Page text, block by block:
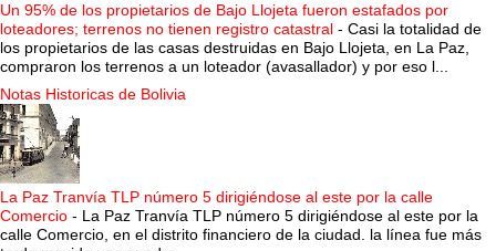
Un 95% de los propietarios de Bajo Llojeta fueron estafados por
loteadores; terrenos no tienen registro catastral - Casi la totalidad de
los propietarios de las casas destruidas en Bajo Llojeta, en La Paz,
compraron los terrenos a un loteador (avasallador) y por eso l...
Notas Historicas de Bolivia
La Paz Tranvía TLP número 5 dirigiéndose al este por la calle
Comercio - La Paz Tranvía TLP número 5 dirigiéndose al este por la
calle Comercio, en el distrito financiero de la ciudad. la línea fue más